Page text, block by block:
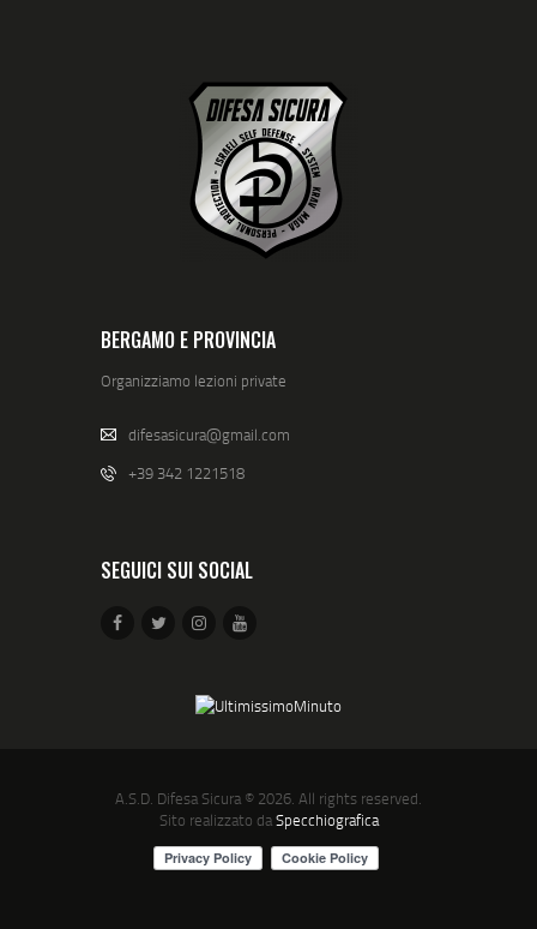
BERGAMO E PROVINCIA
Organizziamo lezioni private
difesasicura@gmail.com
+39 342 1221518
SEGUICI SUI SOCIAL
A.S.D. Difesa Sicura © 2026. All rights reserved.
Sito realizzato daSpecchiografica